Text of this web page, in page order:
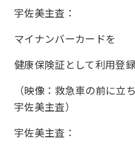
宇佐美主査：
マイナンバーカードを
健康保険証として利用登
（映像：救急車の前に立
宇佐美主査）
宇佐美主査：